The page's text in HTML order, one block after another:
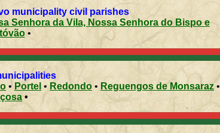
o-Novo - Montemor-o-Novo municipality civil parishes
do Bispo e
•
• Portel • Redondo • Reguengos de Monsaraz•
Viçosa •